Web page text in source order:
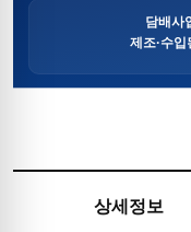
상세정보